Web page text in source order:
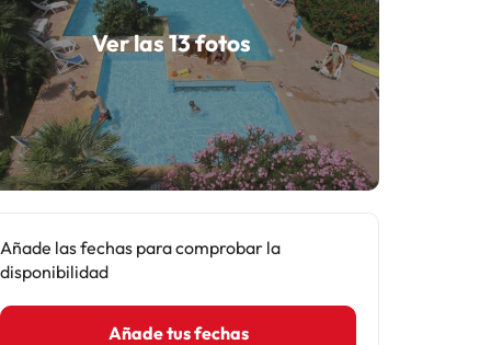
Ver las 13 fotos
Añade las fechas para comprobar la
disponibilidad
Añade tus fechas